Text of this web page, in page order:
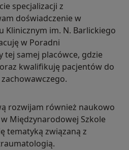
specjalizacji z
doświadczenie w
Klinicznym im. N. Barlickiego
w Poradni
samej placówce, gdzie
kwalifikuję pacjentów do
rozwijam również naukowo
Międzynarodowej Szkole
tematyką związaną z